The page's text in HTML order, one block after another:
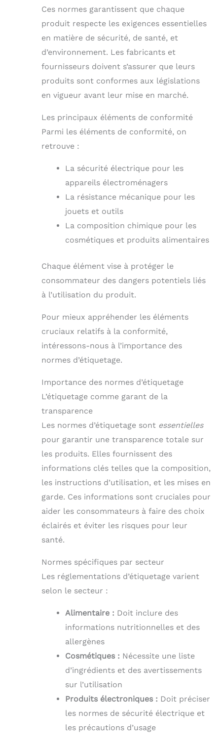
Ces normes garantissent que chaque
produit respecte les exigences essentielles
en matière de sécurité, de santé, et
d’environnement. Les fabricants et
fournisseurs doivent s’assurer que leurs
produits sont conformes aux législations
en vigueur avant leur mise en marché.
Les principaux éléments de conformité
Parmi les éléments de conformité, on
retrouve :
La sécurité électrique pour les
appareils électroménagers
La résistance mécanique pour les
jouets et outils
La composition chimique pour les
cosmétiques et produits alimentaires
Chaque élément vise à protéger le
consommateur des dangers potentiels liés
à l’utilisation du produit.
Pour mieux appréhender les éléments
cruciaux relatifs à la conformité,
intéressons-nous à l’importance des
normes d’étiquetage.
Importance des normes d’étiquetage
L’étiquetage comme garant de la
transparence
Les normes d’étiquetage sont essentielles
pour garantir une transparence totale sur
les produits. Elles fournissent des
informations clés telles que la composition,
les instructions d’utilisation, et les mises en
garde. Ces informations sont cruciales pour
aider les consommateurs à faire des choix
éclairés et éviter les risques pour leur
santé.
Normes spécifiques par secteur
Les réglementations d’étiquetage varient
selon le secteur :
Alimentaire : Doit inclure des
informations nutritionnelles et des
allergènes
Cosmétiques : Nécessite une liste
d’ingrédients et des avertissements
sur l’utilisation
Produits électroniques : Doit préciser
les normes de sécurité électrique et
les précautions d’usage